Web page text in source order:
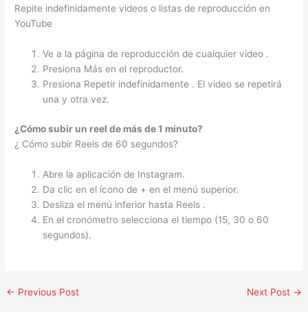
Repite indefinidamente videos o listas de reproducción en
YouTube
Ve a la página de reproducción de cualquier video .
Presiona Más en el reproductor.
Presiona Repetir indefinidamente . El video se repetirá
una y otra vez.
¿Cómo subir un reel de más de 1 minuto?
¿ Cómo subir Reels de 60 segundos?
Abre la aplicación de Instagram.
Da clic en el ícono de + en el menú superior.
Desliza el menú inferior hasta Reels .
En el cronómetro selecciona el tiempo (15, 30 o 60
segundos).
← Previous Post Next Post →